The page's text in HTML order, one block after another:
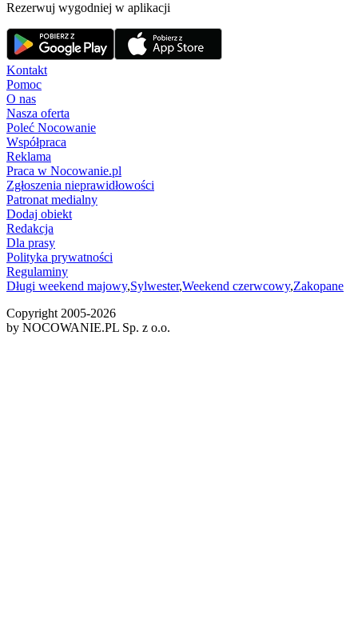
Rezerwuj wygodniej w aplikacji
Kontakt
Pomoc
O nas
Nasza oferta
Poleć Nocowanie
Współpraca
Reklama
Praca w Nocowanie.pl
Zgłoszenia nieprawidłowości
Patronat medialny
Dodaj obiekt
Redakcja
Dla prasy
Polityka prywatności
Regulaminy
Długi weekend majowy,Sylwester,Weekend czerwcowy,Zakopane
Copyright 2005-2026
by NOCOWANIE.PL Sp. z o.o.